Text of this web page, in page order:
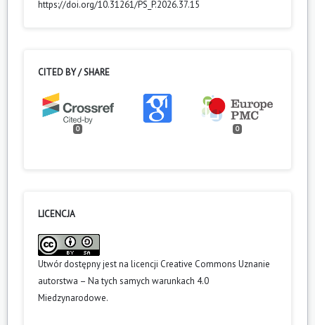
https://doi.org/10.31261/PS_P.2026.37.15
CITED BY / SHARE
0 0
LICENCJA
Utwór dostępny jest na licencji Creative Commons Uznanie
autorstwa – Na tych samych warunkach 4.0
Miedzynarodowe.